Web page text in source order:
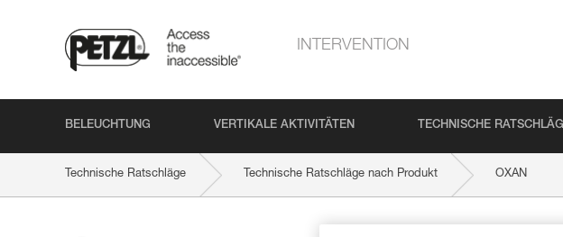
INTERVENTION
BELEUCHTUNG VERTIKALE AKTIVITÄTEN TECHNISCHE
Technische Ratschläge Technische Ratschläge nach Produkt OXAN